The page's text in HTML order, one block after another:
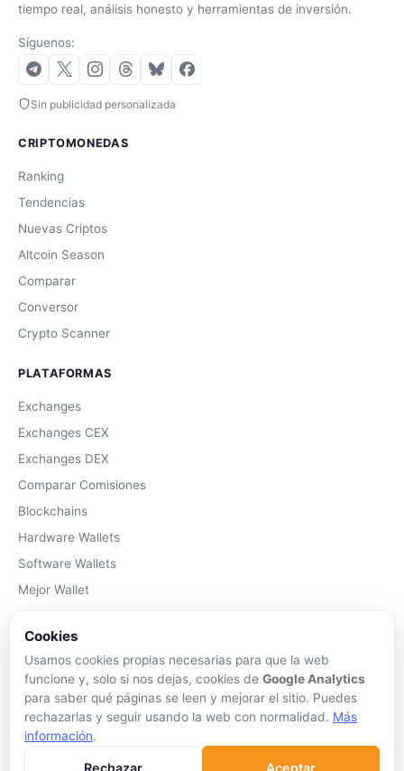
tiempo real, análisis honesto y herramientas de inversión.
Síguenos:
Sin publicidad personalizada
CRIPTOMONEDAS
Ranking
Tendencias
Nuevas Criptos
Altcoin Season
Comparar
Conversor
Crypto Scanner
PLATAFORMAS
Exchanges
Exchanges CEX
Exchanges DEX
Comparar Comisiones
Blockchains
Hardware Wallets
Software Wallets
Mejor Wallet
APRENDER
Qué son las Criptos
Cómo Comprar
Staking
Cookies
Usamos cookies propias necesarias para que la web
funcione y, solo si nos dejas, cookies de Google Analytics
para saber qué páginas se leen y mejorar el sitio. Puedes
rechazarlas y seguir usando la web con normalidad. Más
información.
Rechazar Aceptar